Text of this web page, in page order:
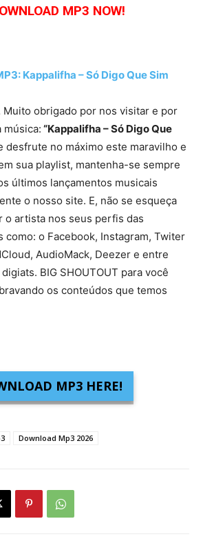
MP3 NOW!
Kappalifha – Só Digo Que Sim
obrigado por nos visitar e por
música: “Kappalifha – Só Digo Que
desfrute no máximo este maravilho e
sua playlist, mantenha-se sempre
últimos lançamentos musicais
o nosso site. E, não se esqueça
o artista nos seus perfis das
como: o Facebook, Instagram, Twiter
AudioMack, Deezer e entre
BIG SHOUTOUT para você
os conteúdos que temos
MP3 HERE!
Download Mp3 2026